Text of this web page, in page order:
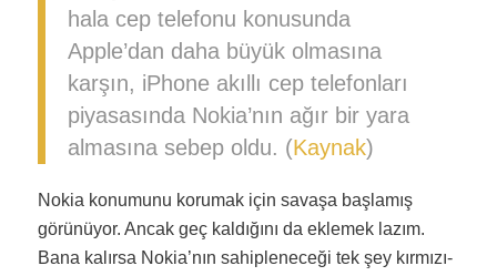
hala cep telefonu konusunda
Apple’dan daha büyük olmasına
karşın, iPhone akıllı cep telefonları
piyasasında Nokia’nın ağır bir yara
almasına sebep oldu. (Kaynak)
Nokia konumunu korumak için savaşa başlamış
görünüyor. Ancak geç kaldığını da eklemek lazım.
Bana kalırsa Nokia’nın sahipleneceği tek şey kırmızı-